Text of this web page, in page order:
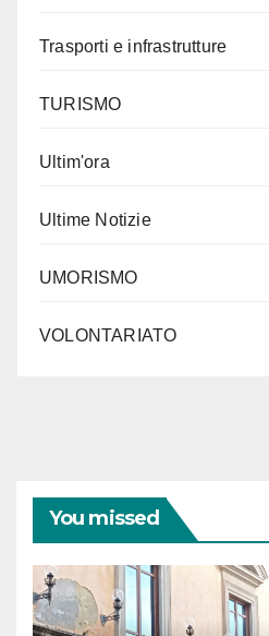
Trasporti e infrastrutture
TURISMO
Ultim'ora
Ultime Notizie
UMORISMO
VOLONTARIATO
You missed